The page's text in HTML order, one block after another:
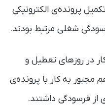
پرونده‌ی الکترونیکی
شغلی مرتبط بودند.
در روزهای تعطیل و
مجبور به کار با پرونده‌ی
از فرسودگی داشتند.